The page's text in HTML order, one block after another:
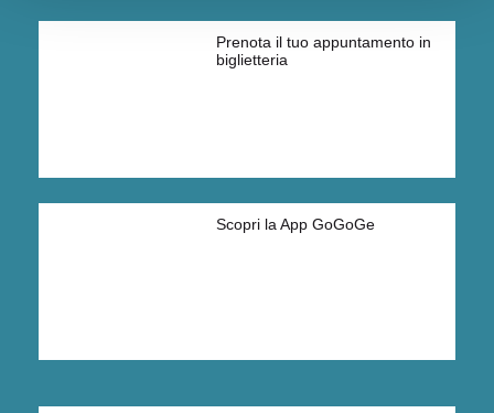
Prenota il tuo appuntamento in
biglietteria
Scopri la App GoGoGe